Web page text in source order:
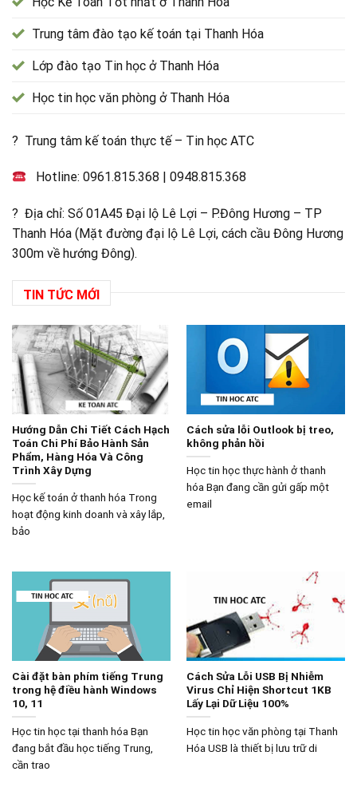
Trung tâm đào tạo kế toán tại Thanh Hóa
Lớp đào tạo Tin học ở Thanh Hóa
Học tin học văn phòng ở Thanh Hóa
? Trung tâm kế toán thực tế – Tin học ATC
Hotline:0961.815.368 |0948.815.368
? Địa chỉ: Số 01A45 Đại lộ Lê Lợi – P.Đông Hương – TP
Thanh Hóa (Mặt đường đại lộ Lê Lợi, cách cầu Đông Hương
300m về hướng Đông).
TIN TỨC MỚI
Hướng Dẫn Chi Tiết Cách Hạch
Toán Chi Phí Bảo Hành Sản
Phẩm, Hàng Hóa Và Công
Trình Xây Dựng
Học kế toán ở thanh hóa Trong
hoạt động kinh doanh và xây lắp,
bảo
Cách sửa lỗi Outlook bị treo,
không phản hồi
Học tin học thực hành ở thanh
hóa Bạn đang cần gửi gấp một
email
Cài đặt bàn phím tiếng Trung
trong hệ điều hành Windows
10, 11
Học tin học tại thanh hóa Bạn
đang bắt đầu học tiếng Trung,
cần trao
Cách Sửa Lỗi USB Bị Nhiễm
Virus Chỉ Hiện Shortcut 1KB
Lấy Lại Dữ Liệu 100%
Học tin học văn phòng tại Thanh
Hóa USB là thiết bị lưu trữ di